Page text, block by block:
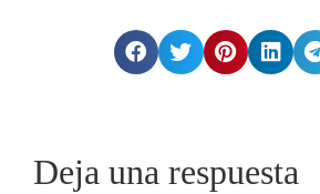
Deja una respuesta